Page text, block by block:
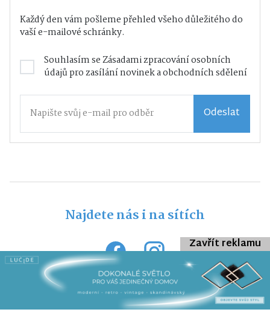
Každý den vám pošleme přehled všeho důležitého do
vaší e-mailové schránky.
Souhlasím seZásadami zpracování osobních
údajůpro zasílání novinek a obchodních sdělení
Odeslat
Najdete nás i na sítích
Veškerý obsah webu je chráněn autorským zákonem a bez
předchozí dohody s provozovatelem ho nelze jakkoliv kopírovat.
Zavřít reklamu